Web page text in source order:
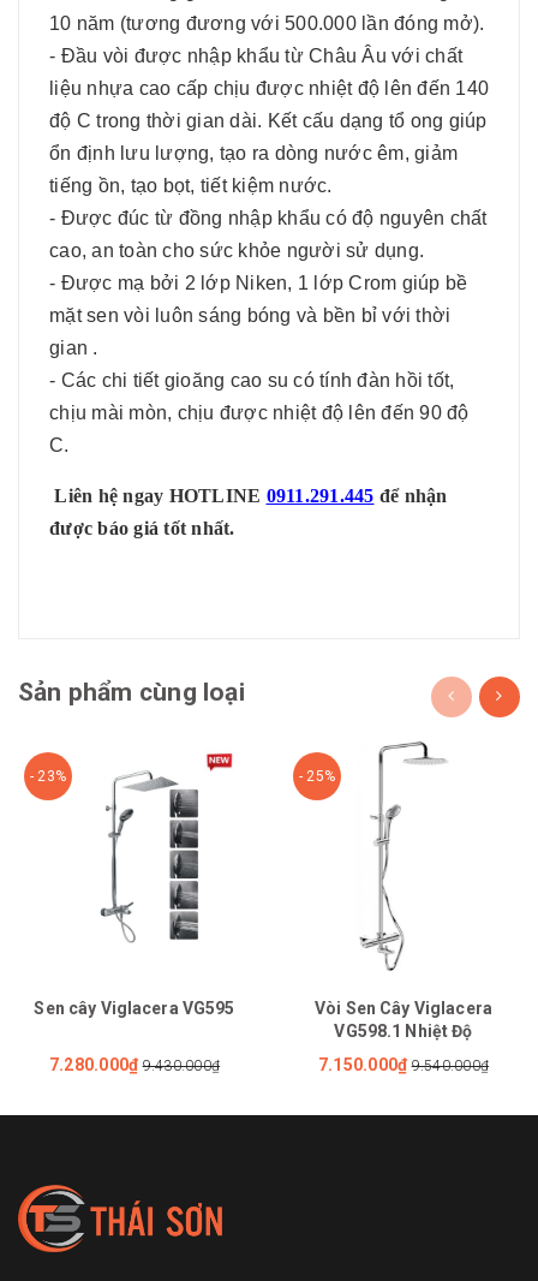
10 năm (tương đương với 500.000 lần đóng mở).
- Đầu vòi được nhập khẩu từ Châu Âu với chất
liệu nhựa cao cấp chịu được nhiệt độ lên đến 140
độ C trong thời gian dài. Kết cấu dạng tổ ong giúp
ổn định lưu lượng, tạo ra dòng nước êm, giảm
tiếng ồn, tạo bọt, tiết kiệm nước.
- Được đúc từ đồng nhập khẩu có độ nguyên chất
cao, an toàn cho sức khỏe người sử dụng.
- Được mạ bởi 2 lớp Niken, 1 lớp Crom giúp bề
mặt sen vòi luôn sáng bóng và bền bỉ với thời
gian .
- Các chi tiết gioăng cao su có tính đàn hồi tốt,
chịu mài mòn, chịu được nhiệt độ lên đến 90 độ
C.
Liên hệ ngay HOTLINE 0911.291.445 để nhận
được báo giá tốt nhất.
Sản phẩm cùng loại
- 23%
Sen cây Viglacera VG595
7.280.000₫ 9.430.000₫
- 25%
Vòi Sen Cây Viglacera
VG598.1 Nhiệt Độ
7.150.000₫ 9.540.000₫